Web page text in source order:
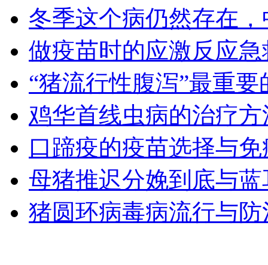
冬季这个病仍然存在
做疫苗时的应激反应
“猪流行性腹泻”最重
鸡华首线虫病的治疗方
口蹄疫的疫苗选择与
母猪推迟分娩到底与
猪圆环病毒病流行与